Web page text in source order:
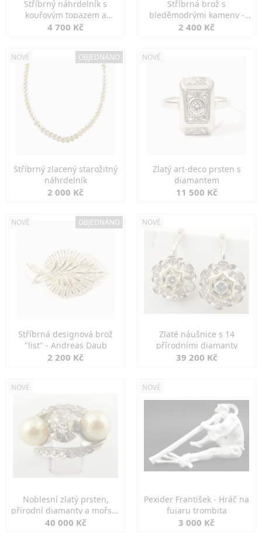
Stříbrný náhrdelník s
kouřovým topazem a
markazity
4 700 Kč
Stříbrná brož s
bleděmodrými kameny -
jemná elegance
2 400 Kč
NOVÉ OBJEDNÁNO
Stříbrný zlacený starožitný
náhrdelník
2 000 Kč
NOVÉ
Zlatý art-deco prsten s
diamantem
11 500 Kč
NOVÉ OBJEDNÁNO
Stříbrná designová brož
"list" - Andreas Daub
2 200 Kč
NOVÉ
Zlaté náušnice s 14
přírodními diamanty
39 200 Kč
NOVÉ
Noblesní zlatý prsten,
přírodní diamanty a mořské
perly
40 000 Kč
NOVÉ
Pexider František - Hráč na
fujaru trombita
3 000 Kč